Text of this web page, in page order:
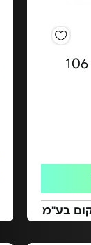
גוזם גדר חי אלחוטי - 106